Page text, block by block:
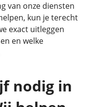
van onze diensten
kun je terecht
exact uitleggen
en welke
nodig in